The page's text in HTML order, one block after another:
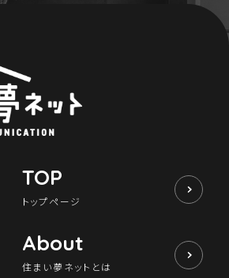
TOP
トップページ
About
住まい夢ネットとは